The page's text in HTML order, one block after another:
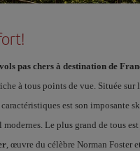
vols pas chers à destination de
à tous points de vue. Située sur
est son imposante
Le plus grand de tous
, œuvre du célèbre Norman Foster